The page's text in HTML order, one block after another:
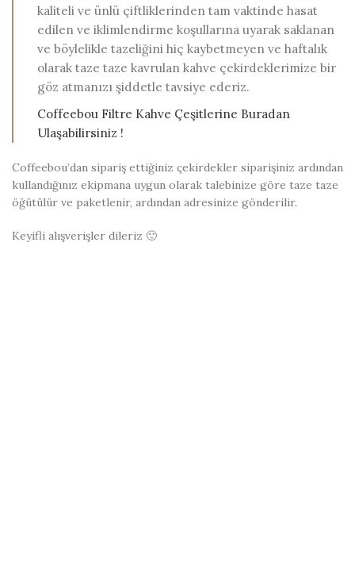
kaliteli ve ünlü çiftliklerinden tam vaktinde hasat
edilen ve iklimlendirme koşullarına uyarak saklanan
ve böylelikle tazeliğini hiç kaybetmeyen ve haftalık
olarak taze taze kavrulan kahve çekirdeklerimize bir
göz atmanızı şiddetle tavsiye ederiz.
Coffeebou Filtre Kahve Çeşitlerine Buradan
Ulaşabilirsiniz !
Coffeebou’dan sipariş ettiğiniz çekirdekler siparişiniz ardından
kullandığınız ekipmana uygun olarak talebinize göre taze taze
öğütülür ve paketlenir, ardından adresinize gönderilir.
Keyifli alışverişler dileriz 🙂